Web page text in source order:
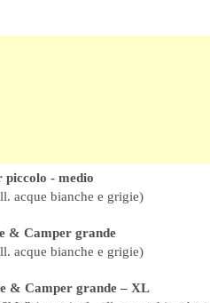
piccolo - medio
acque bianche e grigie)
& Camper grande
acque bianche e grigie)
& Camper grande – XL